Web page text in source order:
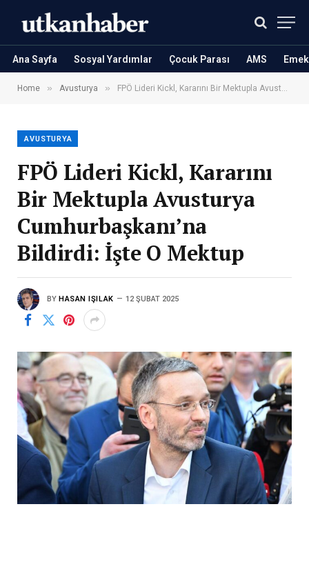
Ana Sayfa Sosyal Yardımlar Çocuk Parası AMS
Home » Avusturya » FPÖ Lideri Kickl, Kararını Bir Mektupla Avusturya Cumhurbaşkanı’na Bildirdi: İşte O Mektup
AVUSTURYA
FPÖ Lideri Kickl, Kararını
Bir Mektupla Avusturya
Cumhurbaşkanı’na
Bildirdi: İşte O Mektup
BY HASAN IŞILAK 12 ŞUBAT 2025